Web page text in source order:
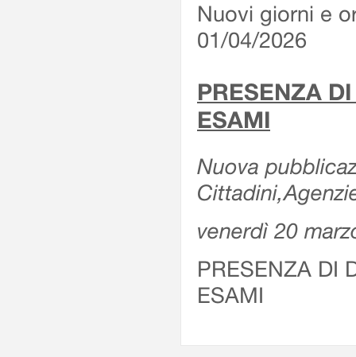
Nuovi giorni e
01/04/2026
PRESENZA
ESAMI
Nuova
venerdì 20
PRESENZA DI
ESAMI